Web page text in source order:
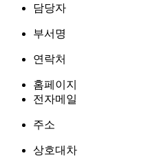
담당자
부서명
연락처
홈페이지
전자메일
주소
상호대차